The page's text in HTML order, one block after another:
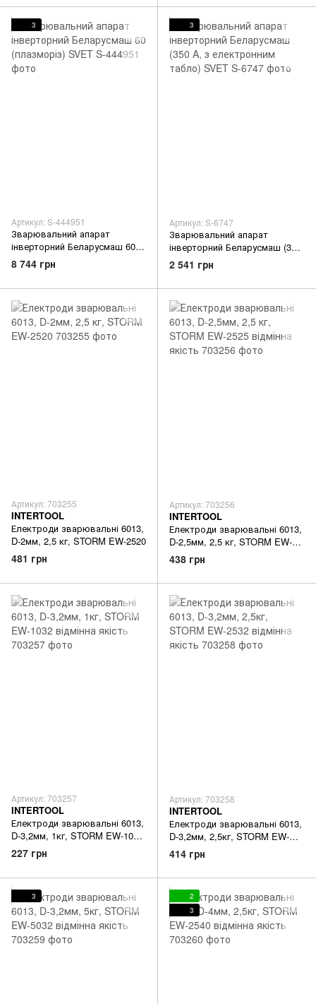
3
Артикул: S-444951
Зварювальний апарат
інверторний Беларусмаш 60
(плазморіз) SVET
8 744 грн
3
Артикул: S-6747
Зварювальний апарат
інверторний Беларусмаш (350
A, з електронним табло)
SVET
2 541 грн
Артикул: 703255
INTERTOOL
Електроди зварювальні 6013,
D-2мм, 2,5 кг, STORM EW-2520
481 грн
Артикул: 703256
INTERTOOL
Електроди зварювальні 6013,
D-2,5мм, 2,5 кг, STORM EW-
2525 відмінна якість
438 грн
Артикул: 703257
INTERTOOL
Електроди зварювальні 6013,
D-3,2мм, 1кг, STORM EW-1032
відмінна якість
227 грн
Артикул: 703258
INTERTOOL
Електроди зварювальні 6013,
D-3,2мм, 2,5кг, STORM EW-
2532 відмінна якість
414 грн
3
2
3